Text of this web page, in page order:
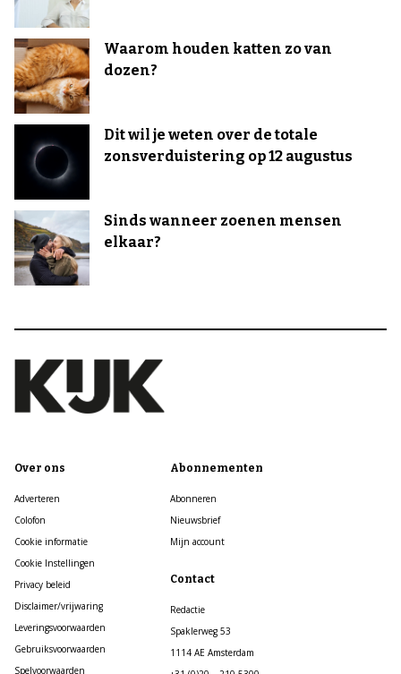
Waarom houden katten zo van
dozen?
Dit wil je weten over de totale
zonsverduistering op 12 augustus
Sinds wanneer zoenen mensen
elkaar?
Over ons
Adverteren
Colofon
Cookie informatie
Cookie Instellingen
Privacy beleid
Disclaimer/vrijwaring
Leveringsvoorwaarden
Gebruiksvoorwaarden
Spelvoorwaarden
Abonnementen
Abonneren
Nieuwsbrief
Mijn account
Contact
Redactie
Spaklerweg 53
1114 AE Amsterdam